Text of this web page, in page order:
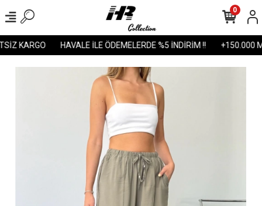
KARGO HAVALE İLE ÖDEMELERDE %5 İNDİRİM !! +150.000
0